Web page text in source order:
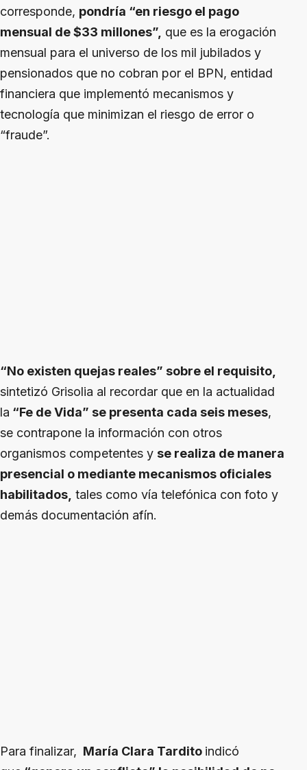
corresponde, pondría “en riesgo el pago
mensual de $33 millones”, que es la erogación
mensual para el universo de los mil jubilados y
pensionados que no cobran por el BPN, entidad
financiera que implementó mecanismos y
tecnología que minimizan el riesgo de error o
“fraude”.
“No existen quejas reales” sobre el requisito,
sintetizó Grisolia al recordar que en la actualidad
la “Fe de Vida” se presenta cada seis meses,
se contrapone la información con otros
organismos competentes y se realiza de manera
presencial o mediante mecanismos oficiales
habilitados, tales como vía telefónica con foto y
demás documentación afín.
Para finalizar, María Clara Tardito indicó